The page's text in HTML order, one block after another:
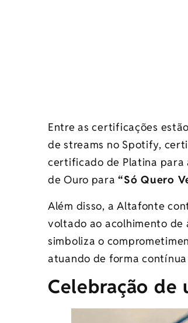
Entre as certificações
de streams no Spotify,
certificado de Platina para
de Ouro para“Só Quero
Além disso, a Altafonte
voltado ao acolhimento de
simboliza o
atuando de forma
Celebração